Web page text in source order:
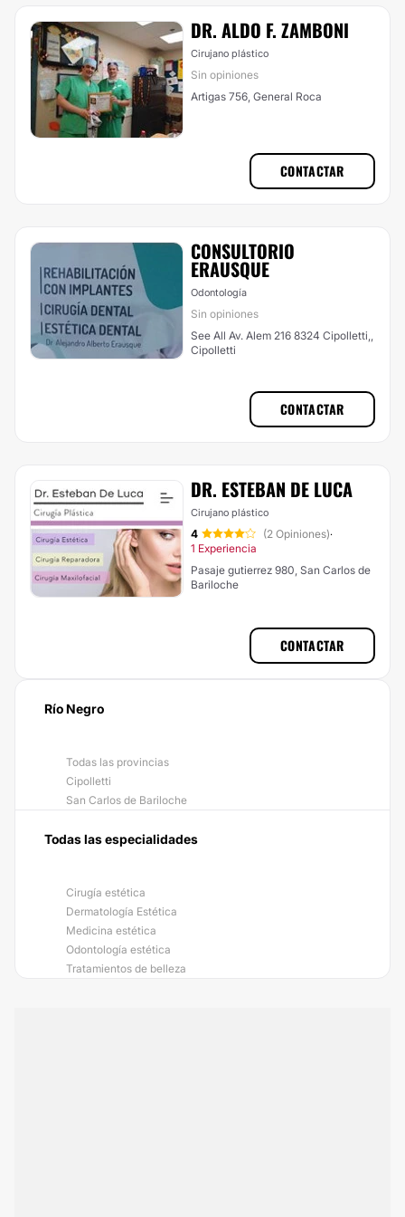
DR. ALDO F. ZAMBONI
Cirujano plástico
Sin opiniones
Artigas 756, General Roca
CONTACTAR
CONSULTORIO
ERAUSQUE
Odontología
Sin opiniones
See All Av. Alem 216 8324 Cipolletti,,
Cipolletti
CONTACTAR
DR. ESTEBAN DE LUCA
Cirujano plástico
4 (2 Opiniones)·
1 Experiencia
Pasaje gutierrez 980, San Carlos de
Bariloche
CONTACTAR
Río Negro
Todas las provincias
Cipolletti
San Carlos de Bariloche
Todas las especialidades
Cirugía estética
Dermatología Estética
Medicina estética
Odontología estética
Tratamientos de belleza